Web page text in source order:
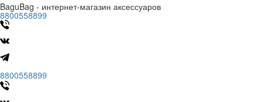
BaguBag - интернет-магазин аксессуаров
8800558899
8800558899